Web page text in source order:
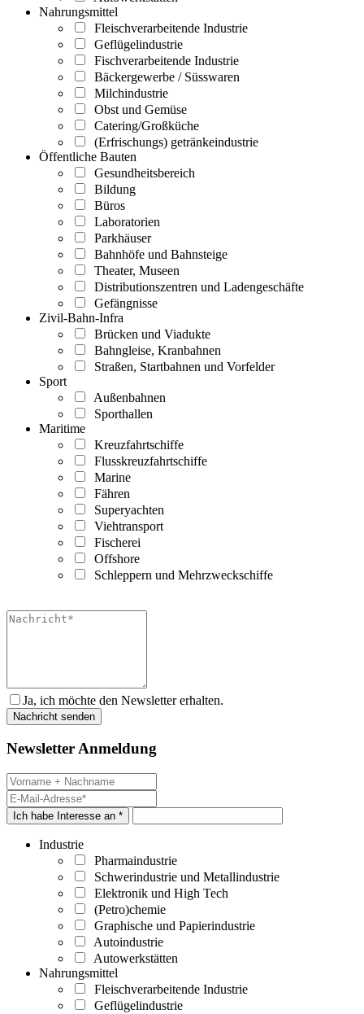
Nahrungsmittel
Fleischverarbeitende Industrie
Geflügelindustrie
Fischverarbeitende Industrie
Bäckergewerbe / Süsswaren
Milchindustrie
Obst und Gemüse
Catering/Großküche
(Erfrischungs) getränkeindustrie
Öffentliche Bauten
Gesundheitsbereich
Bildung
Büros
Laboratorien
Parkhäuser
Bahnhöfe und Bahnsteige
Theater, Museen
Distributionszentren und Ladengeschäfte
Gefängnisse
Zivil-Bahn-Infra
Brücken und Viadukte
Bahngleise, Kranbahnen
Straßen, Startbahnen und Vorfelder
Sport
Außenbahnen
Sporthallen
Maritime
Kreuzfahrtschiffe
Flusskreuzfahrtschiffe
Marine
Fähren
Superyachten
Viehtransport
Fischerei
Offshore
Schleppern und Mehrzweckschiffe
Ja, ich möchte den Newsletter erhalten.
Newsletter Anmeldung
Ich habe Interesse an *
Industrie
Pharmaindustrie
Schwerindustrie und Metallindustrie
Elektronik und High Tech
(Petro)chemie
Graphische und Papierindustrie
Autoindustrie
Autowerkstätten
Nahrungsmittel
Fleischverarbeitende Industrie
Geflügelindustrie